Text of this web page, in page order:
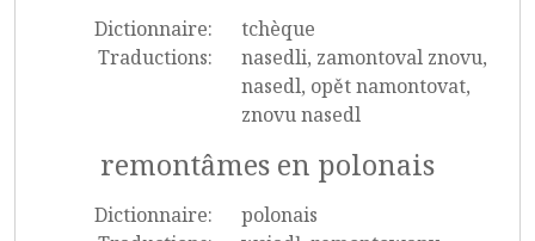
Dictionnaire:
tchèque
Traductions:
nasedli, zamontoval znovu,
nasedl, opět namontovat,
znovu nasedl
remontâmes en polonais
Dictionnaire:
polonais